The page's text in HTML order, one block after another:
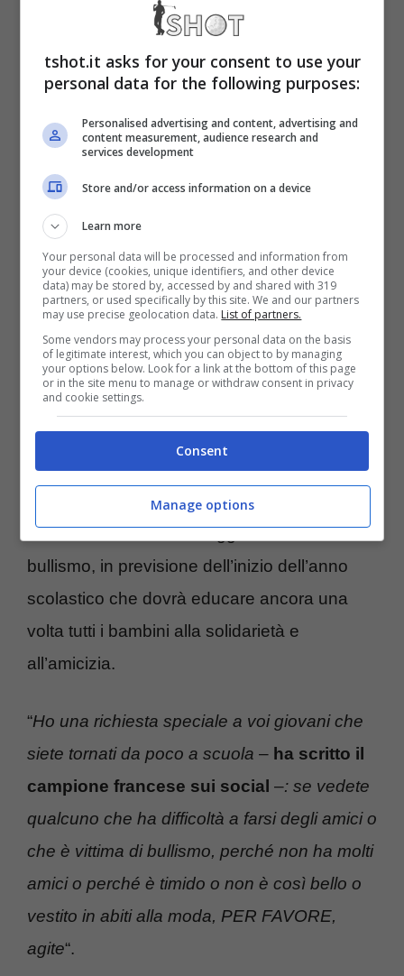
tifosi e non solo che si sentono in diritto di
distante dalla propria simpatia.
Un gesto importante per sensibilizzare contro
il bullismo è arrivato da
calciatore dell’Atletico Madrid, che ha invito
un messaggio a cuore aperto a tutti i
bambini.
Griezmann contro il
bullismo: il messaggio agli
studenti
Con unastoria sul proprio profilo
AntoineGriezmann
mandare un forte messaggio contro il
bullismo, in previsione dell’inizio dell’anno
scolastico che dovrà educare ancora una
volta tutti i bambini alla solidarietà e
all’amicizia.
“Ho una richiesta speciale a voi giovani che
siete tornati da poco a scuola – ha scritto il
campione francese sui social –: se vedete
qualcuno che ha difficoltà a farsi degli amici o
che è vittima di bullismo, perché non ha molti
amici o perché è timido o non è così bello o
vestito in abiti alla moda, PER FAVORE,
agite“.
tshot.it asks for your consent to use your
personal data for the following purposes:
Personalised advertising and content, advertising and
content measurement, audience research and
services development
Store and/or access information on a device
Learn more
Your personal data will be processed and information from
your device (cookies, unique identifiers, and other device
data) may be stored by, accessed by and shared with 319
partners, or used specifically by this site. We and our partners
may use precise geolocation data. List of partners.
Some vendors may process your personal data on the basis
of legitimate interest, which you can object to by managing
your options below. Look for a link at the bottom of this page
or in the site menu to manage or withdraw consent in privacy
and cookie settings.
Consent
Manage options